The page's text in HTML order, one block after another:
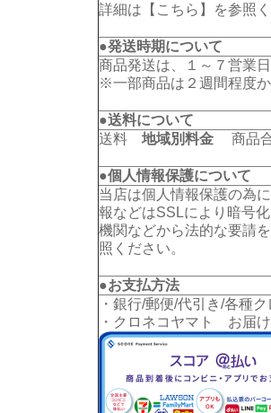
詳細は【 こちら 】を参照
●発送時期について
商品発送は、１～７営業
※一部商品は２週間程度
●送料について
送料 地域別料金 商品合
●個人情報保護について
当店は個人情報保護の為
報などはSSLにより暗号
機関などから法的な要請
照ください。
●お支払方法
・銀行/郵便/代引き/各種
・クロネコヤマト お届